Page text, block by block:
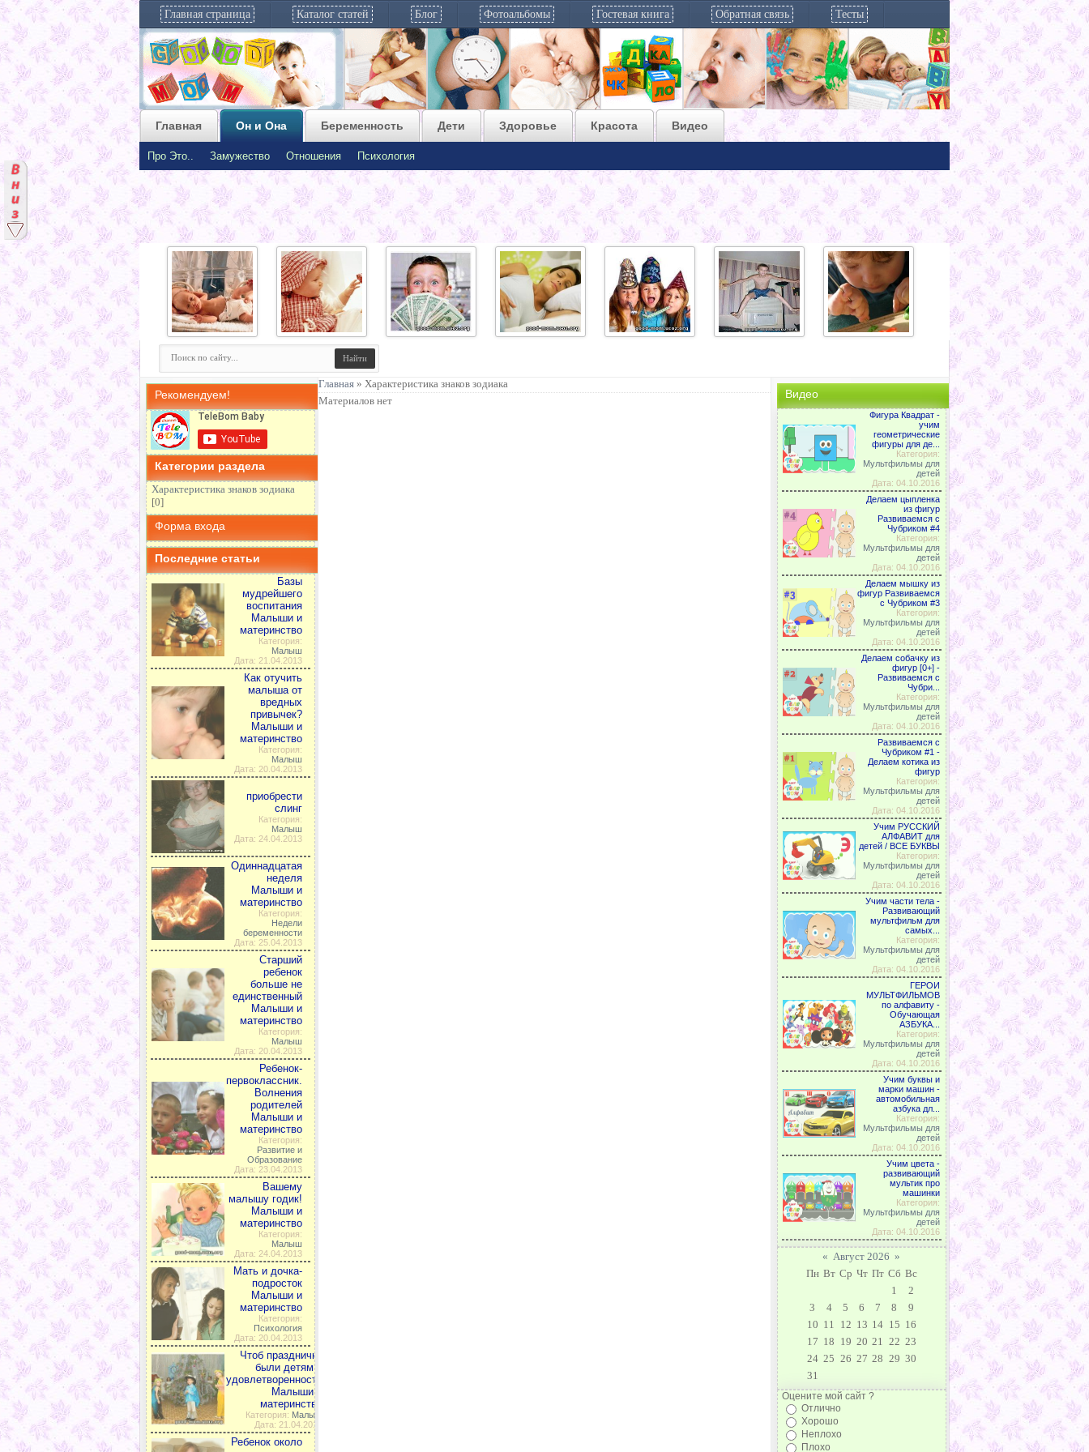
Главная страница Каталог статей Блог Фотоальбомы Гостевая книга Обратная связь Тесты
ВИДЕО
Главная Он и Она
Про Это.. Замужество Отношения Психология
Беременность Дети Здоровье Красота Видео
Недоношенные
малыши и
выхажив...
Летняя одежка
малеханьких
Малы...
независимость...
материнс...
Ночной энурез у
малыша
Малыши и
материн...
новостей
матер...
Рекомендуем!
Категории раздела
Характеристика знаков зодиака
[0]
Форма входа
Последние статьи
Базы
мудрейшего
воспитания
Малыши и
материнство
Категория:
Малыш
Дата: 21.04.2013
Как отучить
малыша от
вредных
привычек?
Малыши и
материнство
Категория:
Малыш
Дата: 20.04.2013
приобрести
слинг
Категория:
Малыш
Дата: 24.04.2013
Одиннадцатая
неделя
Малыши и
материнство
Категория:
Недели
беременности
Дата: 25.04.2013
Старший
ребенок
больше не
единственный
Малыши и
материнство
Категория:
Малыш
Дата: 20.04.2013
Ребенок-
первоклассник.
Волнения
родителей
Малыши и
материнство
Категория:
Развитие и
Образование
Дата: 23.04.2013
Вашему
малышу годик!
Малыши и
материнство
Категория:
Малыш
Дата: 24.04.2013
Мать и дочка-
подросток
Малыши и
материнство
Категория:
Психология
Дата: 20.04.2013
Чтоб празднички
были детям в
удовлетворенность
Малыши и
материнство
Категория: Малыш
Дата: 21.04.2013
Ребенок около
Главная » Характеристика знаков зодиака
Материалов нет
Видео
Фигура Квадрат -
учим
геометрические
фигуры для де...
Категория:
Мультфильмы для
детей
Дата: 04.10.2016
Делаем цыпленка
из фигур
Развиваемся с
Чубриком #4
Категория:
Мультфильмы для
детей
Дата: 04.10.2016
Делаем мышку из
фигур Развиваемся
с Чубриком #3
Категория:
Мультфильмы для
детей
Дата: 04.10.2016
Делаем собачку из
фигур [0+] -
Развиваемся с
Чубри...
Категория:
Мультфильмы для
детей
Дата: 04.10.2016
Развиваемся с
Чубриком #1 -
Делаем котика из
фигур
Категория:
Мультфильмы для
детей
Дата: 04.10.2016
Учим РУССКИЙ
АЛФАВИТ для
детей / ВСЕ БУКВЫ
Категория:
Мультфильмы для
детей
Дата: 04.10.2016
Учим части тела -
Развивающий
мультфильм для
самых...
Категория:
Мультфильмы для
детей
Дата: 04.10.2016
ГЕРОИ
МУЛЬТФИЛЬМОВ
по алфавиту -
Обучающая
АЗБУКА...
Категория:
Мультфильмы для
детей
Дата: 04.10.2016
Учим буквы и
марки машин -
автомобильная
азбука дл...
Категория:
Мультфильмы для
детей
Дата: 04.10.2016
Учим цвета -
развивающий
мультик про
машинки
Категория:
Мультфильмы для
детей
Дата: 04.10.2016
« Август 2026 »
Пн Вт Ср Чт Пт Сб Вс
1
2
3
4 5 6 7 8
9
10 11 12 13 14 15 16
17 18 19 20 21 22 23
24 25 26 27 28 29 30
31
Оцените мой сайт ?
Отлично
Хорошо
Неплохо
Плохо